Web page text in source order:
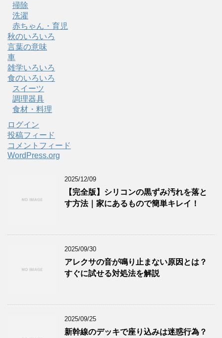
掃除
洗濯
赤ちゃん・育児
秋のいろいろ
言葉の意味
車
雑学いろいろ
食のいろいろ
スイーツ
調理器具
食材・料理
ログイン
投稿フィード
コメントフィード
WordPress.org
2025/12/09
【完全版】シリコンの黒ずみ汚れを落と
す方法｜家にあるもので簡単キレイ！
2025/09/30
アレクサの音が鳴り止まない原因とは？
すぐに試せる対処法を解説
2025/09/25
新幹線のデッキで座り込みは迷惑行為？